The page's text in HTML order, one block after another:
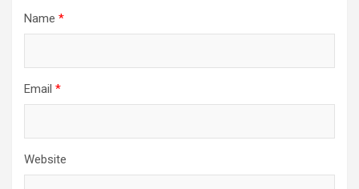
Name *
Email *
Website